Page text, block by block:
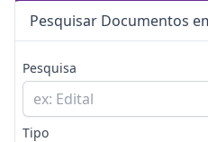
Pesquisar Documentos
Pesquisa
Tipo